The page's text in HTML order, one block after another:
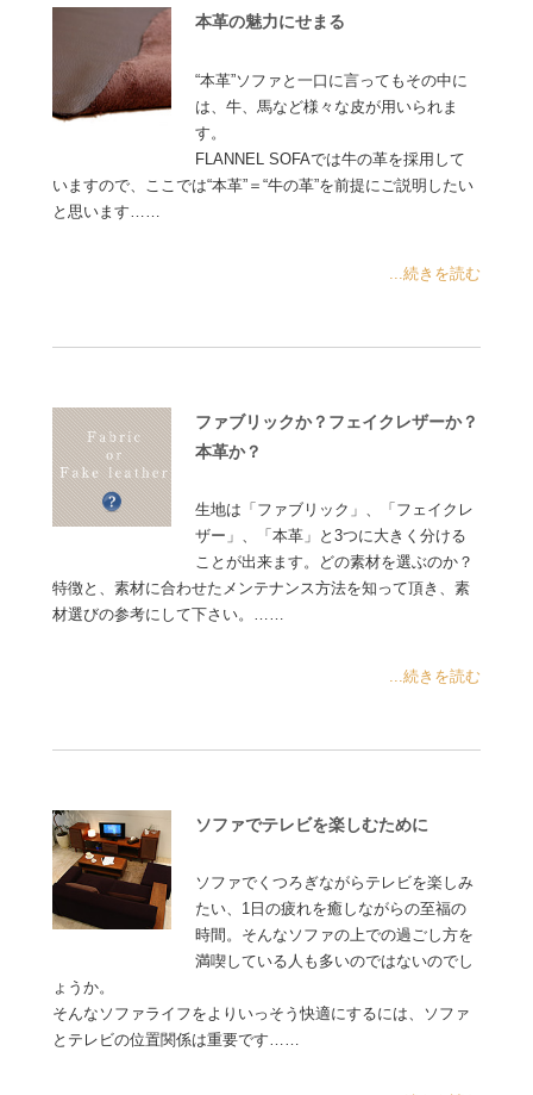
本革の魅力にせまる
“本革”ソファと一口に言ってもその中に
は、牛、馬など様々な皮が用いられま
す。
FLANNEL SOFAでは牛の革を採用して
いますので、ここでは“本革”＝“牛の革”を前提にご説明したい
と思います……
...続きを読む
ファブリックか？フェイクレザーか？
本革か？
生地は「ファブリック」、「フェイクレ
ザー」、「本革」と3つに大きく分ける
ことが出来ます。どの素材を選ぶのか？
特徴と、素材に合わせたメンテナンス方法を知って頂き、素
材選びの参考にして下さい。……
...続きを読む
ソファでテレビを楽しむために
ソファでくつろぎながらテレビを楽しみ
たい、1日の疲れを癒しながらの至福の
時間。そんなソファの上での過ごし方を
満喫している人も多いのではないのでし
ょうか。
そんなソファライフをよりいっそう快適にするには、ソファ
とテレビの位置関係は重要です……